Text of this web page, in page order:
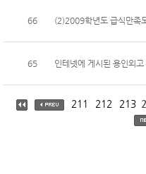
66 2009학년도 급식만족
(2)
65 인테넷에 게시된 용인외
211 212 213